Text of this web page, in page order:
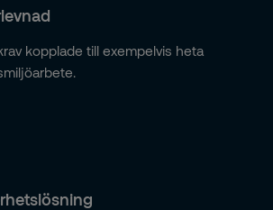
kopplade till exempelvis heta